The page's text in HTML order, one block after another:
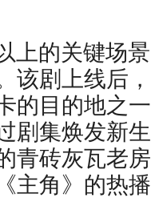
上的关键场
该剧上线后
的目的地之
剧集焕发新
青砖灰瓦老
主角》的热